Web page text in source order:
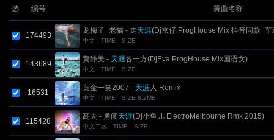
选 编号 舞曲名称
174493
龙梅子_老猫 - 走天涯(Dj京仔 ProgHouse Mix 抖音同款_车
中文 TIME SIZE
143689
黄静美 - 天涯各一方(DjEva ProgHouse Mix国语女)
中文 TIME SIZE
16531
黄金一笑2007 - 天涯人 Remix
中文 TIME SIZE 8.2MB
115428
高夫 - 勇闯 天涯(Dj小鱼儿 ElectroMelbourne Rmx 2015)
中文二区 TIME SIZE